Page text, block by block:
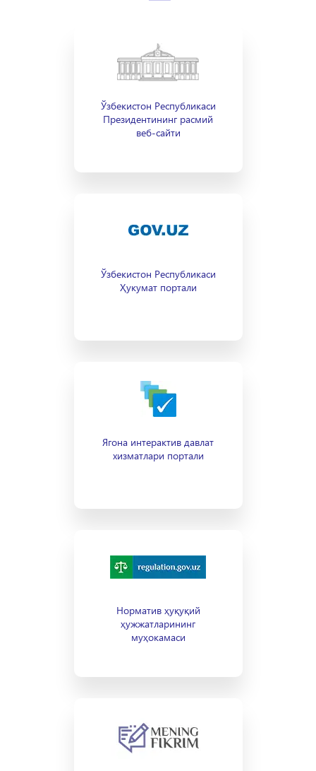
Ўзбекистон Республикаси
Президентининг расмий
веб-сайти
Ўзбекистон Республикаси
Ҳукумат портали
Ягона интерактив давлат
хизматлари портали
Норматив ҳуқуқий
ҳужжатларининг
муҳокамаси